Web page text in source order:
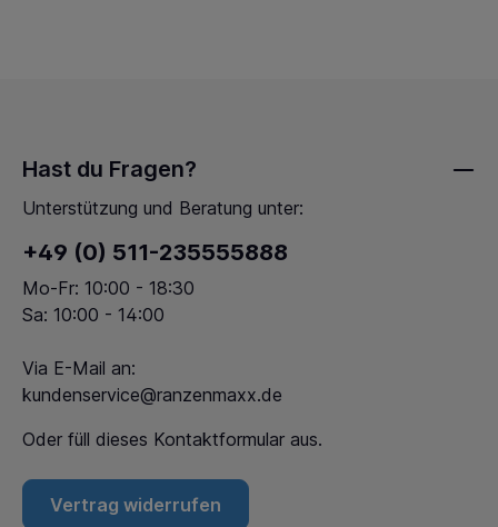
Hast du Fragen?
Unterstützung und Beratung unter:
+49 (0) 511-235555888
Mo-Fr: 10:00 - 18:30
Sa: 10:00 - 14:00
Via E-Mail an:
kundenservice@ranzenmaxx.de
Oder füll dieses Kontaktformular aus.
Vertrag widerrufen